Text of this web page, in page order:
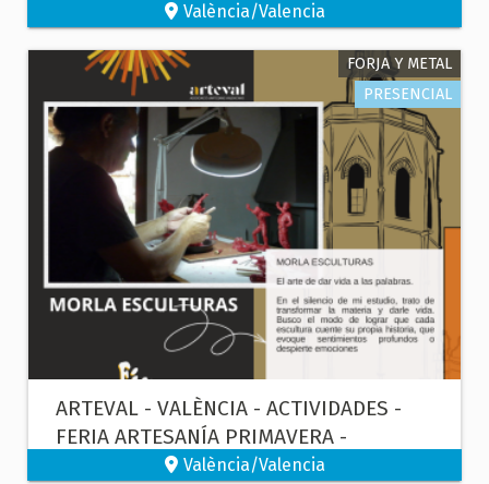
València/Valencia
FORJA Y METAL
ARTEVAL - VALÈNCIA - ACTIVIDADES -
FERIA ARTESANÍA PRIMAVERA -
ESCULTOR - FUNDIDOR
València/Valencia
PRESENCIAL